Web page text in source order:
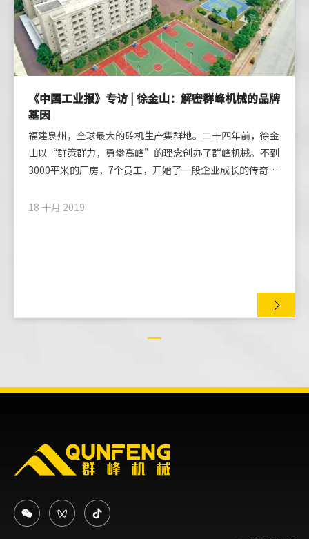
《中国工业报》专访 | 徐金山：解密群峰机械的品牌
基因
福建泉州，全球最大的砖机生产集群地。二十四年前，徐金
山以“群策群力，勇攀高峰”的理念创办了群峰机械。不到
3000平米的厂房，7个员工，开始了一段企业成长的传奇。
500余人。先进的核心技术和制造工艺，让群峰产品出口全
诺。 近日，中国工业报《普天同庆：庆祝中华人民共和国
18 十月 2019